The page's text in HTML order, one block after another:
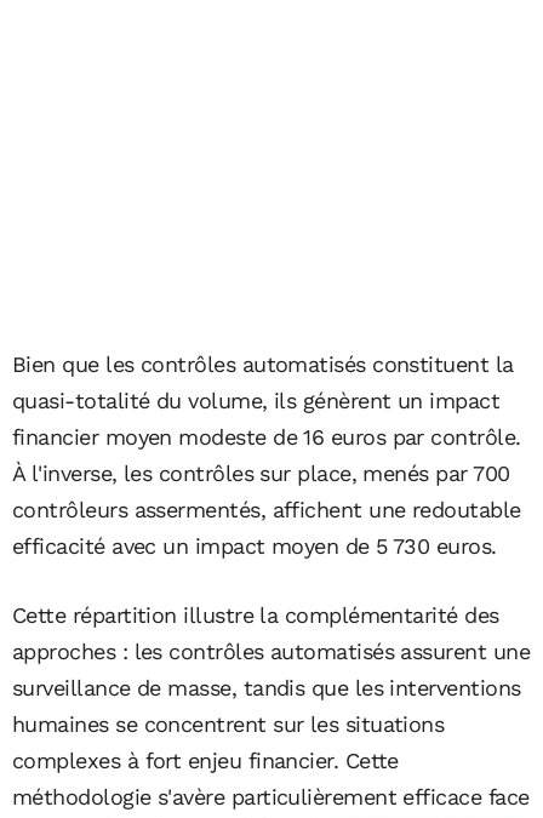
Bien que les contrôles automatisés constituent la
quasi-totalité du volume, ils génèrent un impact
financier moyen modeste de 16 euros par contrôle.
À l'inverse, les contrôles sur place, menés par 700
contrôleurs assermentés, affichent une redoutable
efficacité avec un impact moyen de 5 730 euros.
Cette répartition illustre la complémentarité des
approches : les contrôles automatisés assurent une
surveillance de masse, tandis que les interventions
humaines se concentrent sur les situations
complexes à fort enjeu financier. Cette
méthodologie s'avère particulièrement efficace face